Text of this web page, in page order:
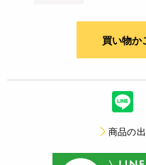
買い物か
商品の